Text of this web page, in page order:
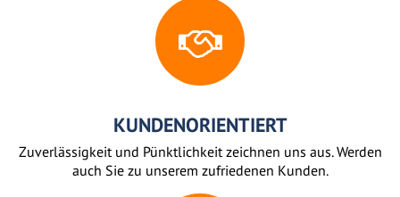
KUNDENORIENTIERT
Zuverlässigkeit und Pünktlichkeit zeichnen uns aus. Werden
auch Sie zu unserem zufriedenen Kunden.